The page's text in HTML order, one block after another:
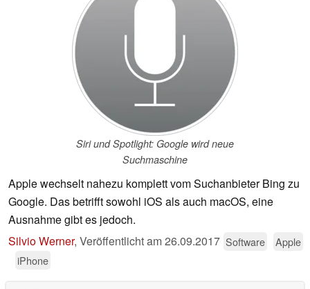
Siri und Spotlight: Google wird neue
Suchmaschine
Apple wechselt nahezu komplett vom Suchanbieter Bing zu
Google. Das betrifft sowohl iOS als auch macOS, eine
Ausnahme gibt es jedoch.
Silvio Werner, Veröffentlicht am26.09.2017 Software
Apple
iPhone